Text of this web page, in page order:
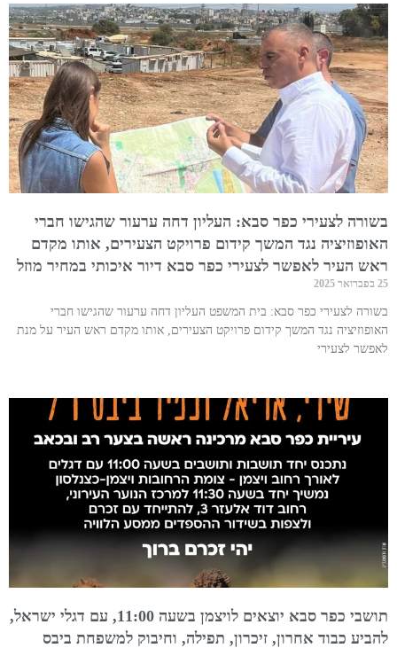
בשורה לצעירי כפר סבא: העליון דחה ערעור שהגישו חברי
האופוזיציה נגד המשך קידום פרויקט הצעירים, אותו מקדם
ראש העיר לאפשר לצעירי כפר סבא דיור איכותי במחיר מוזל
25 בפברואר 2025
בשורה לצעירי כפר סבא: בית המשפט העליון דחה ערעור שהגישו חברי
האופוזיציה נגד המשך קידום פרויקט הצעירים, אותו מקדם ראש העיר על מנת
לאפשר לצעירי
תושבי כפר סבא יוצאים לויצמן בשעה 11:00, עם דגלי ישראל,
להביע כבוד אחרון, זיכרון, תפילה, וחיבוק למשפחת ביבס